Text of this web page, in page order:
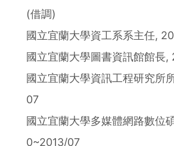
(借調)
國立宜蘭大學資工系系主任,
國立宜蘭大學圖書資訊館館長
國立宜蘭大學資訊工程研究所
07
國立宜蘭大學多媒體網路數位
0~2013/07